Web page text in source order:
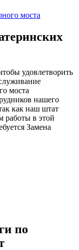
моста
удовлетворить
моста
нашего
как наш штат
работы в этой
Замена
по